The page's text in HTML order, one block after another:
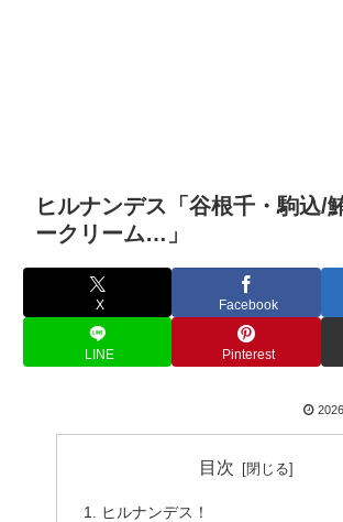
ヒルナンデス「谷根千・駒込/
ークリーム…」
X Facebook
LINE Pinterest
目次
ヒルナンデス！